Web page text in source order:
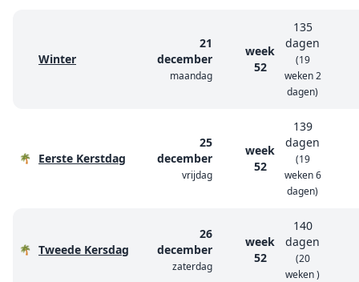
Winter
21
december
maandag
week
52
135
dagen
(19
weken 2
dagen)
🌴 Eerste Kerstdag
25
december
vrijdag
week
52
139
dagen
(19
weken 6
dagen)
🌴 Tweede Kersdag
26
december
zaterdag
week
52
140
dagen
(20
weken )